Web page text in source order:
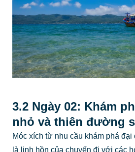
3.2 Ngày 02: Khám
nhỏ và thiên đường
Móc xích từ nhu cầu khám phá
là linh hồn của chuyến đi với các